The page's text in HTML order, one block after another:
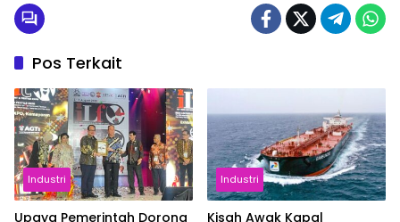
Pos Terkait
Industri
Upaya Pemerintah Dorong
Industri
Kisah Awak Kapal